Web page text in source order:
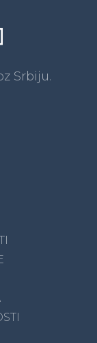
Srbiju.